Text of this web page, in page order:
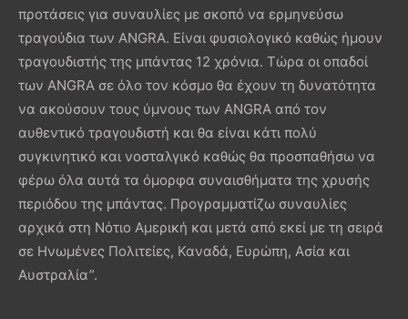
προτάσεις για συναυλίες με σκοπό να ερμηνεύσω
τραγούδια των ANGRA. Είναι φυσιολογικό καθώς ήμουν
τραγουδιστής της μπάντας 12 χρόνια. Τώρα οι οπαδοί
των ANGRA σε όλο τον κόσμο θα έχουν τη δυνατότητα
να ακούσουν τους ύμνους των ANGRA από τον
αυθεντικό τραγουδιστή και θα είναι κάτι πολύ
συγκινητικό και νοσταλγικό καθώς θα προσπαθήσω να
φέρω όλα αυτά τα όμορφα συναισθήματα της χρυσής
περιόδου της μπάντας. Προγραμματίζω συναυλίες
αρχικά στη Νότιο Αμερική και μετά από εκεί με τη σειρά
σε Ηνωμένες Πολιτείες, Καναδά, Ευρώπη, Ασία και
Αυστραλία”.